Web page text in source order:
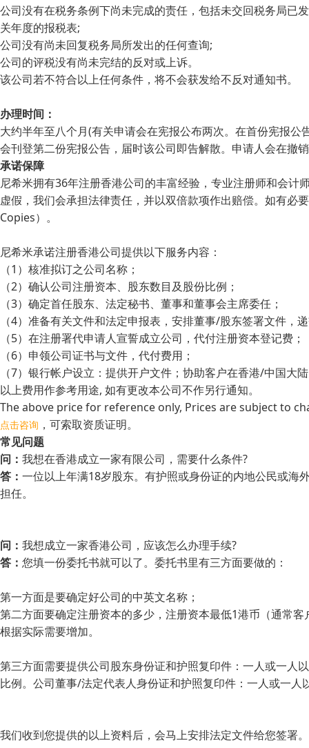
公司没有在税务条例下尚未完成的责任，包括未交回税务局已
关年度的报税表;
公司没有尚未回复税务局所发出的任何查询;
公司的评税没有尚未完结的反对或上诉。
该公司若不符合以上任何条件，将不会获发给不反对通知书。
办理时间：
大约半年至八个月(有关申请会在宪报公布两次。在首份宪报
会刊登第二份宪报公告，届时该公司即告解散。申请人会在撤
承诺保障
尼希米拥有36年注册香港公司的丰富经验，专业注册师和会
虚假，我们会承担法律责任，并以双倍款项作出赔偿。如有
Copies）。
尼希米承诺注册香港公司提供以下服务内容：
（1）核准拟订之公司名称；
（2）确认公司注册资本、股东数目及股份比例；
（3）确定首任股东、法定秘书、董事和董事会主席委任；
（4）准备有关文件和法定申报表，安排董事/股东签署文件，
（5）在注册署代申请人宣誓成立公司，代付注册资本登记费；
（6）申领公司证书与文件，代付费用；
（7）银行帐户设立：提供开户文件；协助客户在香港/中国大
以上费用作参考用途, 如有更改本公司不作另行通知。
The above price for reference only, Prices are subject to
点击咨询 ，可索取资质证明。
常见问题
问： 我想在香港成立一家有限公司，需要什么条件?
答： 一位以上年满18岁股东。有护照或身份证的内地公民或
担任。
问： 我想成立一家香港公司，应该怎么办理手续?
答： 您填一份委托书就可以了。委托书里有三方面要做的：
第一方面是要确定好公司的中英文名称；
第二方面要确定注册资本的多少，注册资本最低1港币（通常
根据实际需要增加。
第三方面需要提供公司股东身份证和护照复印件：一人或一人
比例。公司董事/法定代表人身份证和护照复印件：一人或一
我们收到您提供的以上资料后，会马上安排法定文件给您签署